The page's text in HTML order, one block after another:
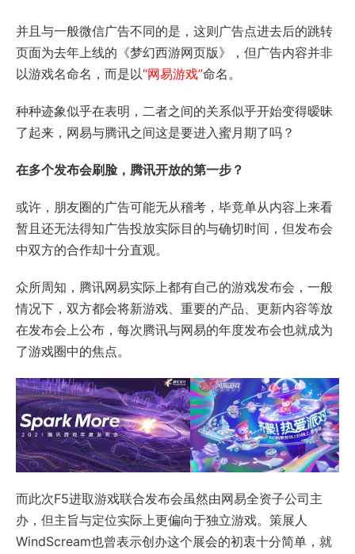
并且与一般微信广告不同的是，这则广告点进去后的跳转
页面为去年上线的《梦幻西游网页版》，但广告内容并非
以游戏名命名，而是以“网易游戏”命名。
种种迹象似乎在表明，二者之间的关系似乎开始变得暧昧
了起来，网易与腾讯之间这是要进入蜜月期了吗？
在多个发布会刷脸，腾讯开放的第一步？
或许，朋友圈的广告可能无从稽考，毕竟单从内容上来看
暂且还无法得知广告投放实际目的与确切时间，但发布会
中双方的合作却十分直观。
众所周知，腾讯网易实际上都有自己的游戏发布会，一般
情况下，双方都会将新游戏、重要的产品、更新内容等放
在发布会上公布，每次腾讯与网易的年度发布会也就成为
了游戏圈中的焦点。
而此次F5进取游戏联合发布会虽然由网易全资子公司主
办，但主旨与定位实际上更偏向于独立游戏。策展人
WindScream也曾表示创办这个展会的初衷十分简单，就